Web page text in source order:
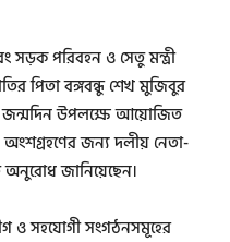
পরিবহন ও সেতু মন্ত্রী
পিতা বঙ্গবন্ধু শেখ মুজিবুর
জন্মদিন উপলক্ষে আয়োজিত
অংশগ্রহণের জন্য দলীয় নেতা-
অনুরোধ জানিয়েছেন।
ও সহযোগী সংগঠনসমূহের